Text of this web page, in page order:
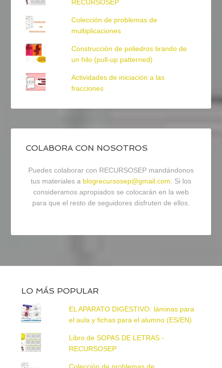
RECURSOSEP
Colección de problemas de
multiplicaciones
Construcción de poliedros tirando de
un hilo (pull-up patterned)
Actividades de iniciación a las
fracciones
COLABORA CON NOSOTROS
Puedes colaborar con RECURSOSEP mandándonos
tus materiales a blogrecursosep@gmail.com . Si los
consideramos apropiados se colocarán en la web
para que el resto de seguidores disfruten de ellos.
LO MÁS POPULAR
EL APARATO DIGESTIVO: láminas para
el aula y fichas para el alumno (ES/EN)
Libro de SOPAS DE LETRAS -
RECURSOSEP